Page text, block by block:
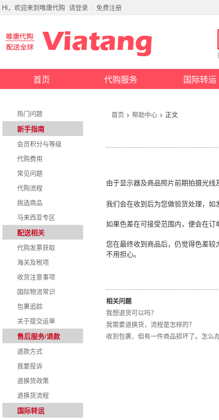
Hi，欢迎来到唯唐代购 请登录 免费注册
首页 代购服务 国际转运
热门问题
新手指南
会员积分与等级
代购费用
常见问题
代购流程
挑选商品
马来西亚专区
配送相关
代购发票获取
海关及税项
收货注意事项
国际物流常识
包裹追踪
关于提交运单
售后服务/退款
退款方式
我要投诉
退换货政策
退换货流程
国际转运
首页 > 帮助中心 > 正文
由于显示器及商品照片前期拍摄光线
我们会在收到后为您做验货处理，
如果色差在可接受范围内，便会在
您在最终收到商品后，仍觉得色差
不用担心。
相关问题
我想退货可以吗？
我需要退换货，流程是怎样的？
收到包裹，但有一件商品损坏了。怎么